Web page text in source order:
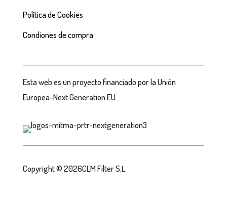
Política de Cookies
Condiones de compra
Esta web es un proyecto financiado por la Unión
Europea-Next Generation EU
Copyright © 2026CLM Filter S.L.